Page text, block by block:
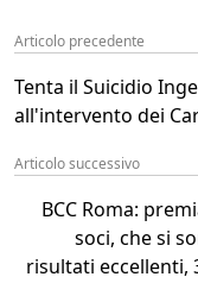
Articolo precedente
Tenta il Suicidio
all'intervento dei
Articolo successivo
BCC Roma:
soci, che si
risultati eccellenti,